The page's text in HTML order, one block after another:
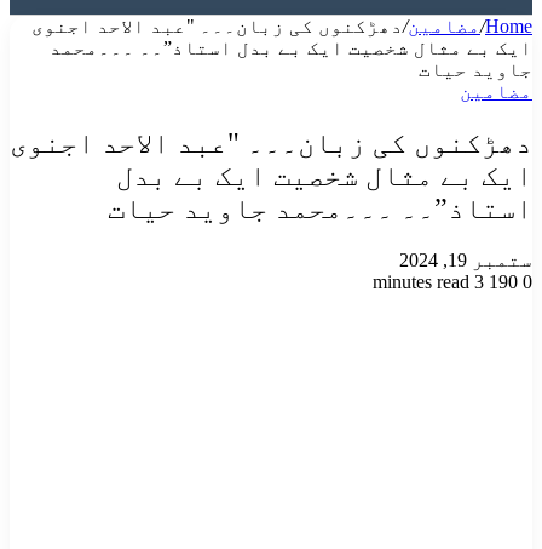
Home
/مضامین/دھڑکنوں کی زبان۔۔۔ "عبد الاحد اجنوی
ایک بے مثال شخصیت ایک بے بدل استاذ”۔۔ ۔۔۔محمد
جاوید حیات
مضامین
دھڑکنوں کی زبان۔۔۔ "عبد الاحد اجنوی
ایک بے مثال شخصیت ایک بے بدل
استاذ”۔۔ ۔۔۔محمد جاوید حیات
ستمبر 19, 2024
0
3 minutes read